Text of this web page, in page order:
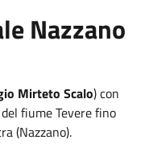
Nazzano
Mirteto Scalo) con
fiume Tevere fino
(Nazzano).